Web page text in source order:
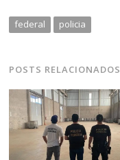
federal policia
POSTS RELACIONADOS